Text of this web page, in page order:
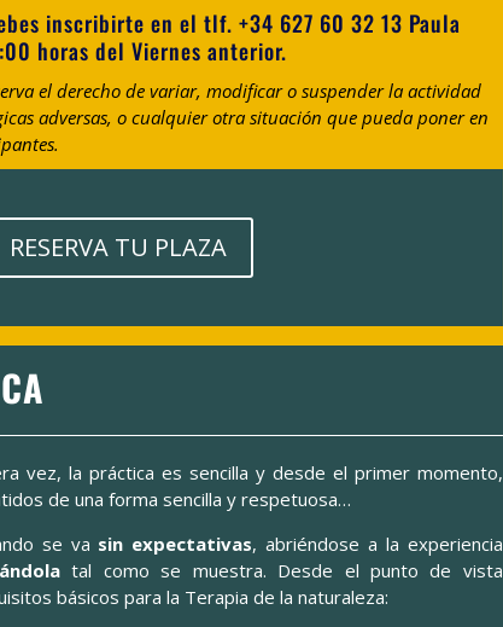
inscribirte en el tlf. +34 627 60 32 13 Paula
horas del Viernes anterior.
el derecho de variar, modificar o suspender la actividad
adversas, o cualquier otra situación que pueda poner en
RESERVA TU PLAZA
vez, la práctica es sencilla y desde el primer momento,
de una forma sencilla y respetuosa…
se va sin expectativas, abriéndose a la experiencia
tal como se muestra. Desde el punto de vista
básicos para la Terapia de la naturaleza: